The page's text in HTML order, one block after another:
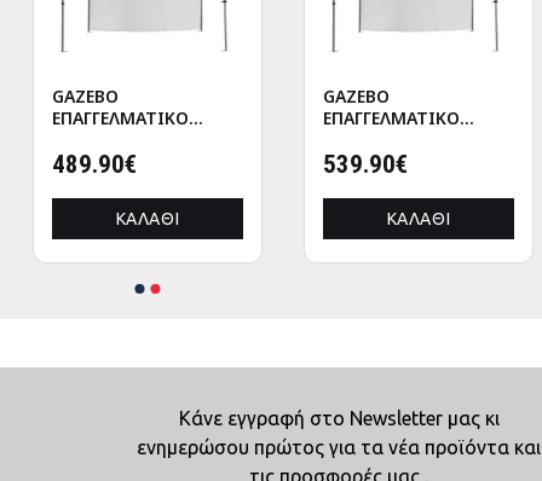
GAZEBO
ΕΠΑΓΓΕΛΜΑΤΙΚΟ
CRESSEN HM21098
ΑΛΟΥΜΙΝΙΟΥ
3x4,5x3,4Yμ
489.90€
ΚΑΛΆΘΙ
GAZEBO
ΕΠΑΓΓΕΛΜΑΤΙΚΟ
CRESSEN HM21098.01
ΑΛΟΥΜΙΝΙΟΥ
3x4,5x3,4Yμ
539.90€
ΚΑΛΆΘΙ
Κάνε εγγραφή στο Newsletter μας κι
ενημερώσου πρώτος για τα νέα προϊόντα και
τις προσφορές μας .